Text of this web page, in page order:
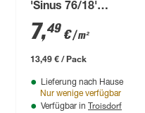
'Sinus 76/18'
anthrazit 200 x 90 x
0,12 cm
7,49 €/ m²
13,49 € / Pack
Lieferung nach Hause
Nur wenige verfügbar
Verfügbar in Troisdorf